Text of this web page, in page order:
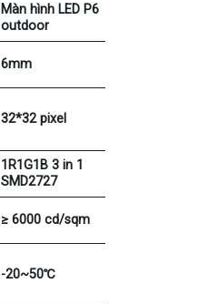
Màn hình LED P6
outdoor
6mm
32*32 pixel
1R1G1B 3 in 1
SMD2727
≥ 6000 cd/sqm
-20~50℃